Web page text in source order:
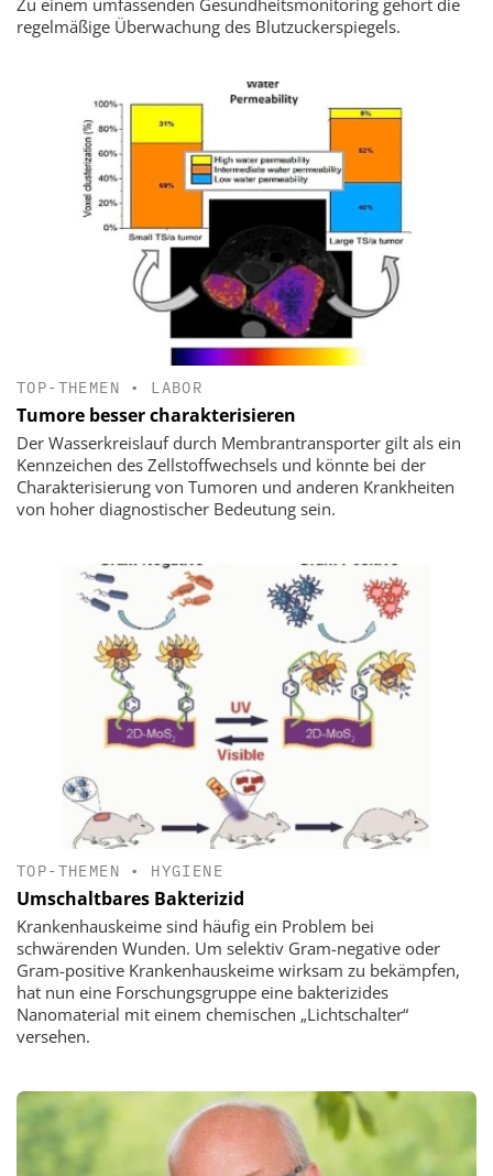
regelmäßige Überwachung des Blutzuckerspiegels.
TOP-THEMEN • LABOR
Tumore besser charakterisieren
Der Wasserkreislauf durch Membrantransporter gilt als ein
Kennzeichen des Zellstoffwechsels und könnte bei der
Charakterisierung von Tumoren und anderen Krankheiten
von hoher diagnostischer Bedeutung sein.
TOP-THEMEN • HYGIENE
Umschaltbares Bakterizid
Krankenhauskeime sind häufig ein Problem bei
schwärenden Wunden. Um selektiv Gram-negative oder
Gram-positive Krankenhauskeime wirksam zu bekämpfen,
hat nun eine Forschungsgruppe eine bakterizides
Nanomaterial mit einem chemischen „Lichtschalter“
versehen.